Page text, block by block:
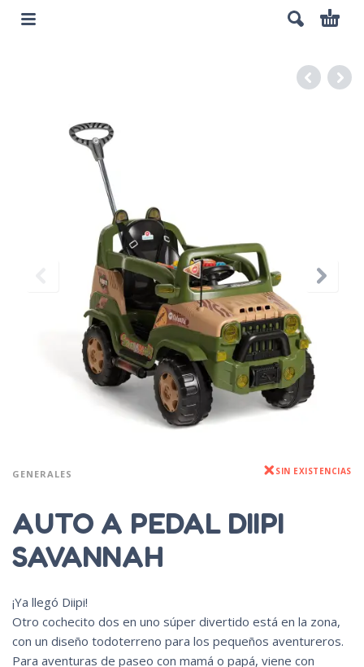
GENERALES SIN EXISTENCIAS
AUTO A PEDAL DIIPI
SAVANNAH
¡Ya llegó Diipi!
Otro cochecito dos en uno súper divertido está en la zona,
con un diseño todoterreno para los pequeños aventureros.
Para aventuras de paseo con mamá o papá, viene con